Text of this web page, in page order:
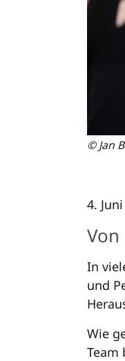
© Jan
4.
In
und
Wie
Team